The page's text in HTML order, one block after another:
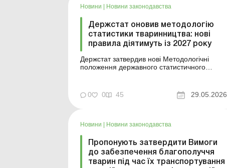
Новини | Новини законодавства
Держстат оновив методологію
статистики тваринництва: нові
правила діятимуть із 2027 року
Держстат затвердив нові Методологічні
положення державного статистичного
сільськогосподарських тварин і
забезпеченості їх кормами. Документ
ключових аграрних ...
0 0 45 29.05.2026
Новини Новини законодавства
Пропонують затвердити Вимоги
до забезпечення благополуччя
тварин під час їх транспортування